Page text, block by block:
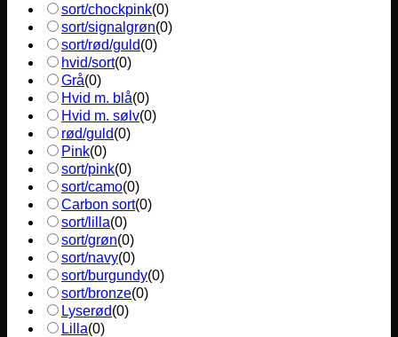
sort/chockpink(0)
sort/signalgrøn(0)
sort/rød/guld(0)
hvid/sort(0)
Grå(0)
Hvid m. blå(0)
Hvid m. sølv(0)
rød/guld(0)
Pink(0)
sort/pink(0)
sort/camo(0)
Carbon sort(0)
sort/lilla(0)
sort/grøn(0)
sort/navy(0)
sort/burgundy(0)
sort/bronze(0)
Lyserød(0)
Lilla(0)